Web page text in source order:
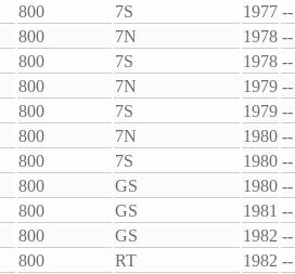
800 7S 1977 --
800 7N 1978 --
800 7S 1978 --
800 7N 1979 --
800 7S 1979 --
800 7N 1980 --
800 7S 1980 --
800 GS 1980 --
800 GS 1981 --
800 GS 1982 --
800 RT 1982 --